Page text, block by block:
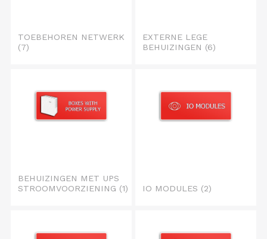
TOEBEHOREN NETWERK
(7)
EXTERNE LEGE
BEHUIZINGEN (6)
BEHUIZINGEN MET UPS
STROOMVOORZIENING (1) IO MODULES (2)